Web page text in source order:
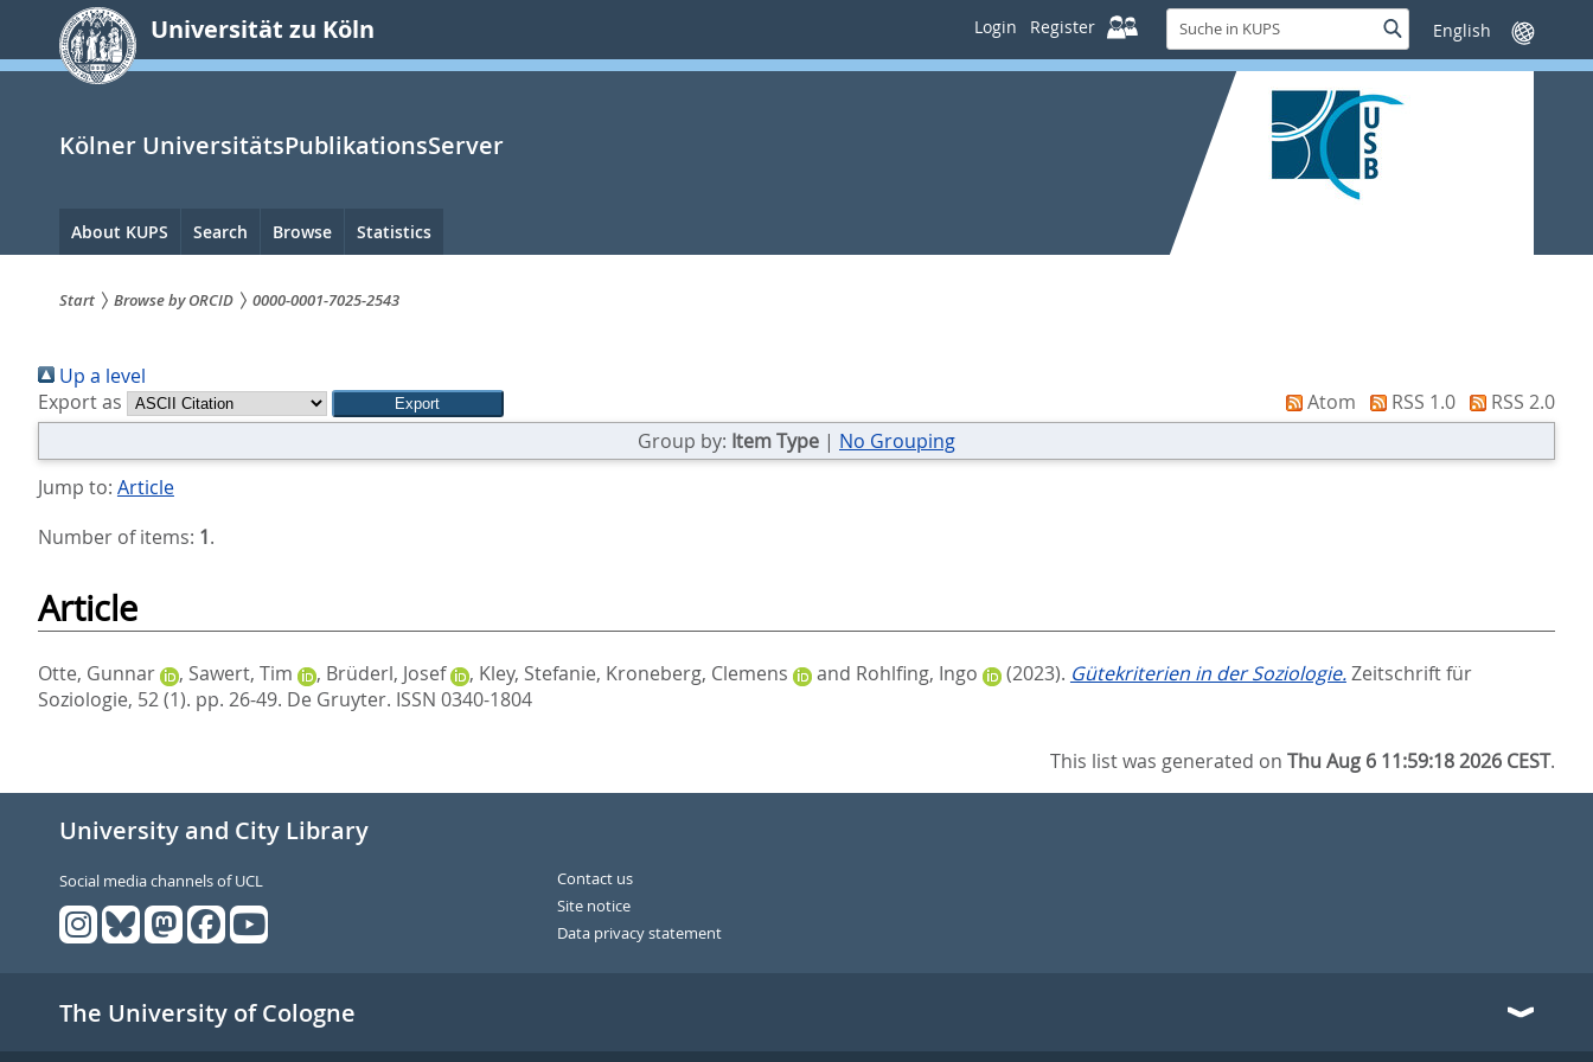
springen
Universität zu Köln Login Register
Suche
in
KUPS
SucheSprache
wechseln
Kölner UniversitätsPublikationsServer
Hauptnavigation
About KUPS Search Browse Statistics
sind
hier:
Start Browse by ORCID 0000-0001-7025-2543
Up a level
Export as
Atom RSS 1.0
RSS 2.0
Group by: Item Type | No Grouping
Jump to: Article
Number of items: 1.
Article
Otte, Gunnar , Sawert, Tim , Brüderl, Josef , Kley, Stefanie, Kroneberg, Clemens and Rohlfing, Ingo (2023). Gütekriterien in der Soziologie.Zeitschrift für
Soziologie, 52 (1). pp. 26-49. De Gruyter. ISSN 0340-1804
This list was generated onThu Aug 6 11:59:18 2026 CEST.
University and City Library
Social media channels of UCL
Contact us
Site notice
Data privacy statement
The University of Cologne